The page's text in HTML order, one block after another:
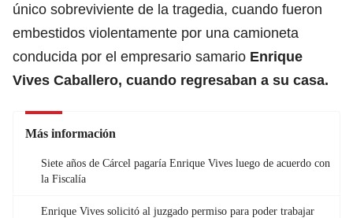
único sobreviviente de la tragedia, cuando fueron
embestidos violentamente por una camioneta
conducida por el empresario samario Enrique
Vives Caballero, cuando regresaban a su casa.
Más información
Siete años de Cárcel pagaría Enrique Vives luego de acuerdo con
la Fiscalía
Enrique Vives solicitó al juzgado permiso para poder trabajar